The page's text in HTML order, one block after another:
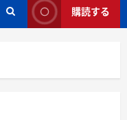
購読する